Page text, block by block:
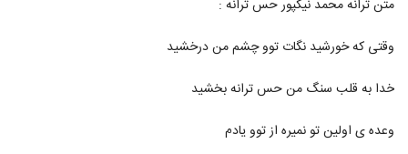
1013
محمد نیکپور آهنگ ما شدیم پدیده
دانلود آهنگ محمد نیکپور حق با منه
(Mohammad Nikpour Hagh Ba Mane)
متن ترانه محمد نیکپور حس ترانه :
وقتی که خورشید نگات توو چشم من درخشید
خدا به قلب سنگ من حس ترانه بخشید
وعده ی اولین تو نمیره از توو یادم